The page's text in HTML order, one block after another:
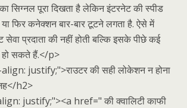
सिग्नल पूरा दिखता है लेकिन इंटरनेट की स्पीड
या फिर कनेक्शन बार-बार टूटने लगता है. ऐसे में
प्रदाता की नहीं होती बल्कि इसके पीछे कई
हो सकते हैं.</p>
justify;">राउटर की सही लोकेशन न होना
h2>
justify;"><a href=" की क्वालिटी काफी